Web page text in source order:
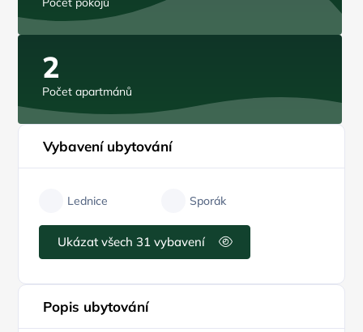
2
Počet apartmánů
Vybavení ubytování
Lednice Sporák
Ukázat všech 31 vybavení
Popis ubytování